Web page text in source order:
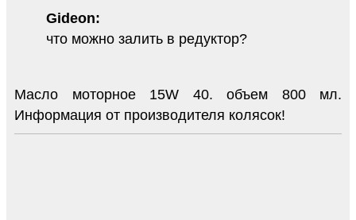
Gideon:
что можно залить в редуктор?
Масло моторное 15W 40. объем 800 мл.
Информация от производителя колясок!